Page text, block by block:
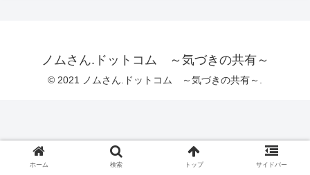
ノムさん.ドットコム ～気づきの共有～
© 2021 ノムさん.ドットコム ～気づきの共有～.
ホーム 検索 トップ サイドバー